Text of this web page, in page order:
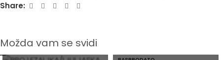
Share:
Možda vam se svidi